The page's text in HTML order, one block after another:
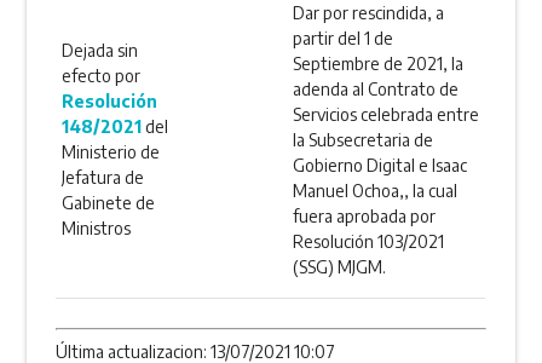
Dejada sin
efecto por
Resolución
148/2021del
Ministerio de
Jefatura de
Gabinete de
Ministros
Dar por rescindida, a
partir del 1 de
Septiembre de 2021, la
adenda al Contrato de
Servicios celebrada entre
la Subsecretaria de
Gobierno Digital e Isaac
Manuel Ochoa,, la cual
fuera aprobada por
Resolución 103/2021
(SSG) MJGM.
Última actualizacion: 13/07/2021 10:07